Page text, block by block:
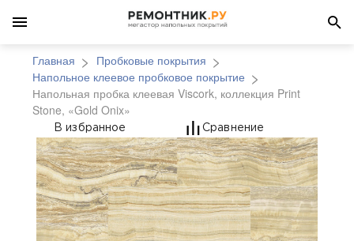
Главная
Пробковые покрытия
Напольное клеевое пробковое покрытие
Напольная пробка клеевая Viscork, коллекция Print
Stone, «Gold Onix»
Напольная пробка
В избранное Сравнение